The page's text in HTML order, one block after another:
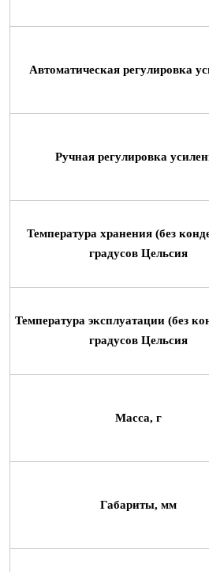
Автоматическая регулировка
Ручная регулировка
Температура хранения (без
градусов Цельсия
Температура эксплуатации (без
градусов Цельсия
Масса, г
Габариты, мм